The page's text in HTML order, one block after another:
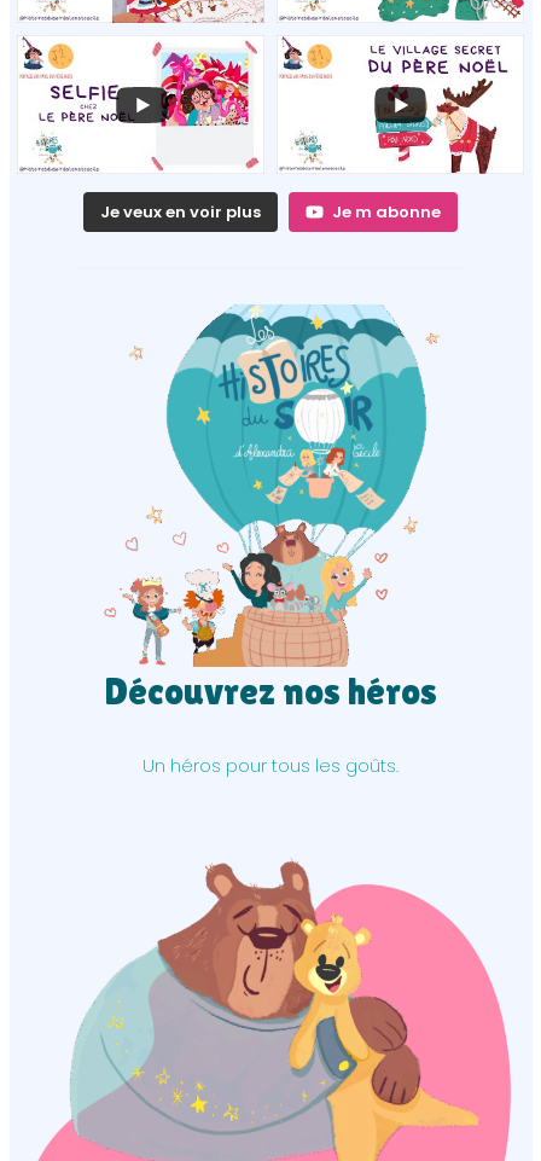
Je veux en voir plus Je m abonne
Découvrez nos héros
Un héros pour tous les goûts.